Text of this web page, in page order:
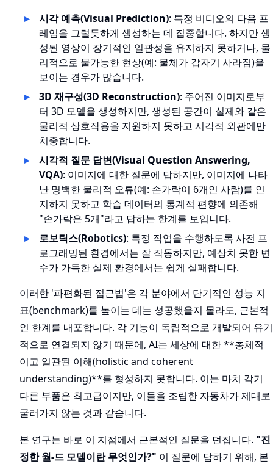
시각 예측(Visual Prediction): 특정 비디오의 다음 프
레임을 그럴듯하게 생성하는 데 집중합니다. 하지만 생
성된 영상이 장기적인 일관성을 유지하지 못하거나, 물
리적으로 불가능한 현상(예: 물체가 갑자기 사라짐)을
보이는 경우가 많습니다.
3D 재구성(3D Reconstruction): 주어진 이미지로부
터 3D 모델을 생성하지만, 생성된 공간이 실제와 같은
물리적 상호작용을 지원하지 못하고 시각적 외관에만
치중합니다.
시각적 질문 답변(Visual Question Answering,
VQA): 이미지에 대한 질문에 답하지만, 이미지에 나타
난 명백한 물리적 오류(예: 손가락이 6개인 사람)를 인
지하지 못하고 학습 데이터의 통계적 편향에 의존해
"손가락은 5개"라고 답하는 한계를 보입니다.
로보틱스(Robotics): 특정 작업을 수행하도록 사전 프
로그래밍된 환경에서는 잘 작동하지만, 예상치 못한 변
수가 가득한 실제 환경에서는 쉽게 실패합니다.
이러한 '파편화된 접근법'은 각 분야에서 단기적인 성능 지
표(benchmark)를 높이는 데는 성공했을지 몰라도, 근본적
인 한계를 내포합니다. 각 기능이 독립적으로 개발되어 유기
적으로 연결되지 않기 때문에, AI는 세상에 대한 **총체적
이고 일관된 이해(holistic and coherent
understanding)**를 형성하지 못합니다. 이는 마치 각기
다른 부품은 최고급이지만, 이들을 조립한 자동차가 제대로
굴러가지 않는 것과 같습니다.
본 연구는 바로 이 지점에서 근본적인 질문을 던집니다. "진
정한 월-드 모델이란 무엇인가?" 이 질문에 답하기 위해, 본